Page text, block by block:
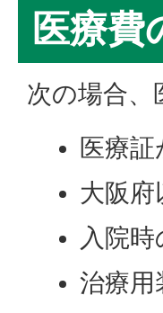
医療費
次の場合、
医療
大阪
入院
治療用